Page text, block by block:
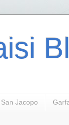
Jacopo